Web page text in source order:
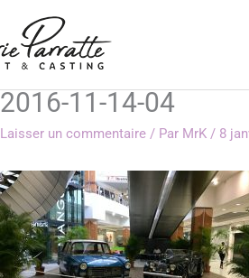
2016-11-14-04
Laisser un commentaire / Par MrK/ 8